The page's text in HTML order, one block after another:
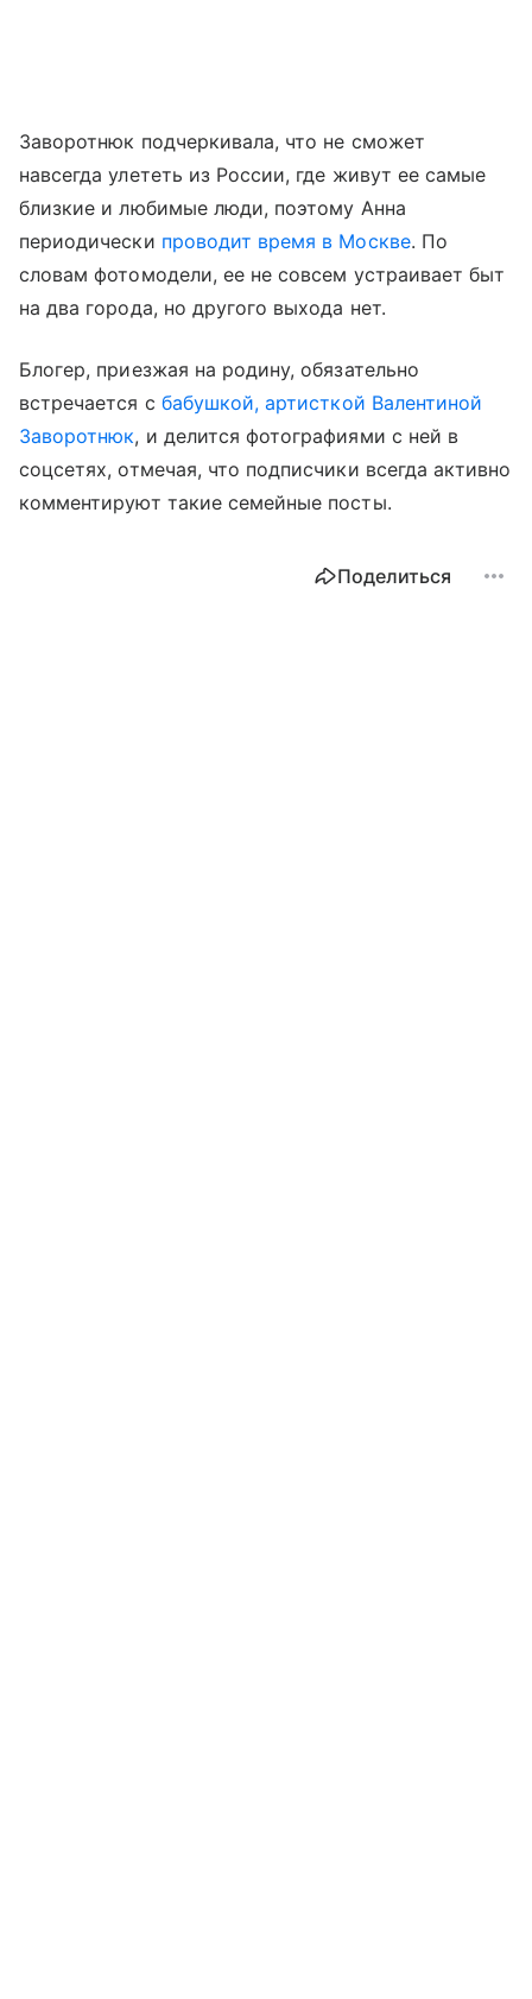
Заворотнюк подчеркивала, что не сможет
навсегда улететь из России, где живут ее самые
близкие и любимые люди, поэтому Анна
периодически проводит время в Москве. По
словам фотомодели, ее не совсем устраивает быт
на два города, но другого выхода нет.
Блогер, приезжая на родину, обязательно
встречается с бабушкой, артисткой Валентиной
Заворотнюк, и делится фотографиями с ней в
соцсетях, отмечая, что подписчики всегда активно
комментируют такие семейные посты.
Поделиться